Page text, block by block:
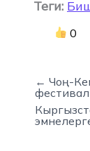
Теги:
0
← Чоң-